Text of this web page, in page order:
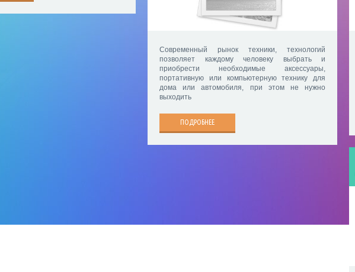
Современный рынок техники, технологий
позволяет каждому человеку выбрать и
приобрести необходимые аксессуары,
портативную или компьютерную технику для
дома или автомобиля, при этом не нужно
выходить
ПОДРОБНЕЕ